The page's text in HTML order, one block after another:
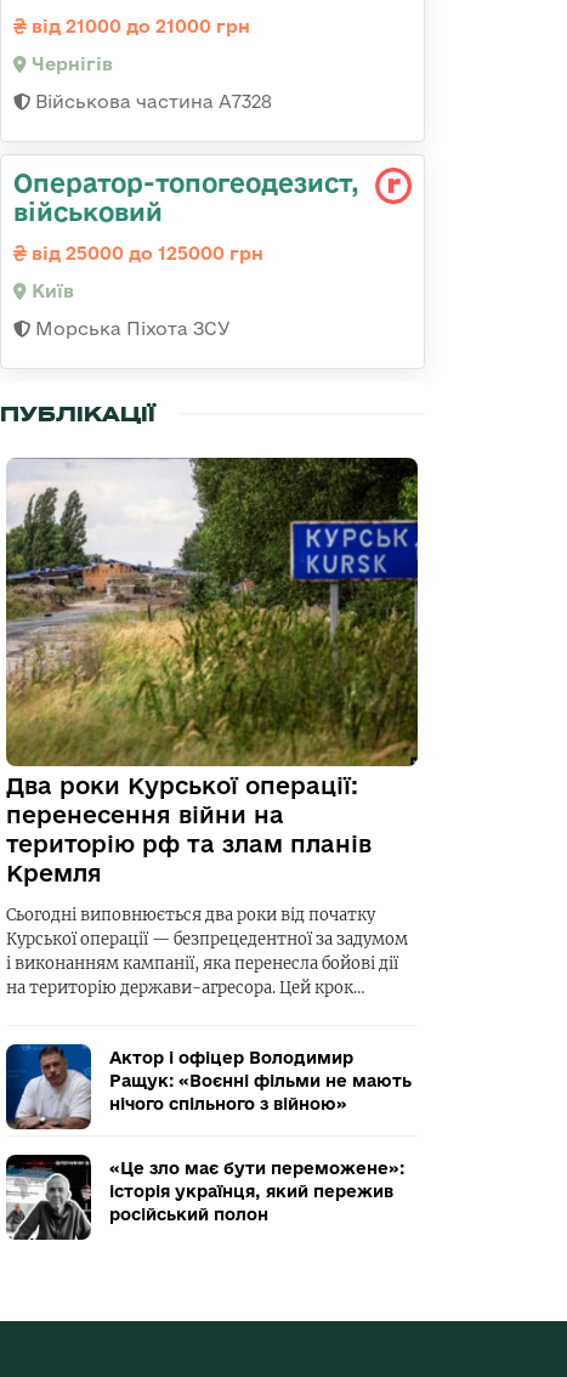
від 21000 до 21000 грн
Чернігів
Військова частина А7328
Опеpатоp-топогеодезист,
військовий
від 25000 до 125000 грн
Київ
Морська Піхота ЗСУ
ПУБЛІКАЦІЇ
Два роки Курської операції:
перенесення війни на
територію рф та злам планів
Кремля
Сьогодні виповнюється два роки від початку
Курської операції — безпрецедентної за задумом
і виконанням кампанії, яка перенесла бойові дії
на територію держави-агресора. Цей крок…
Актор і офіцер Володимир
Ращук: «Воєнні фільми не мають
нічого спільного з війною»
«Це зло має бути переможене»:
історія українця, який пережив
російський полон